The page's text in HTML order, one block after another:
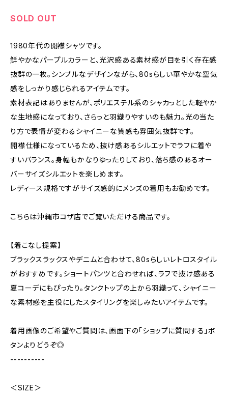
SOLD OUT
1980年代の開襟シャツです。
鮮やかなパープルカラーと、光沢感ある素材感が目を引く存在感
抜群の一枚。シンプルなデザインながら、80sらしい華やかな空気
感をしっかり感じられるアイテムです。
素材表記はありませんが、ポリエステル系のシャカっとした軽やか
な生地感になっており、さらっと羽織りやすいのも魅力。光の当た
り方で表情が変わるシャイニーな質感も雰囲気抜群です。
開襟仕様になっているため、抜け感あるシルエットでラフに着や
すいバランス。身幅もかなりゆったりしており、落ち感のあるオー
バーサイズシルエットを楽しめます。
レディース規格ですがサイズ感的にメンズの着用もお勧めです。
こちらは沖縄市コザ店でご覧いただける商品です。
【着こなし提案】
ブラックスラックスやデニムと合わせて、80sらしいレトロスタイル
がおすすめです。ショートパンツと合わせれば、ラフで抜け感ある
夏コーデにもぴったり。タンクトップの上から羽織って、シャイニー
な素材感を主役にしたスタイリングを楽しみたいアイテムです。
着用画像のご希望やご質問は、画面下の「ショップに質問する」ボ
タンよりどうぞ◎
----------
＜SIZE＞